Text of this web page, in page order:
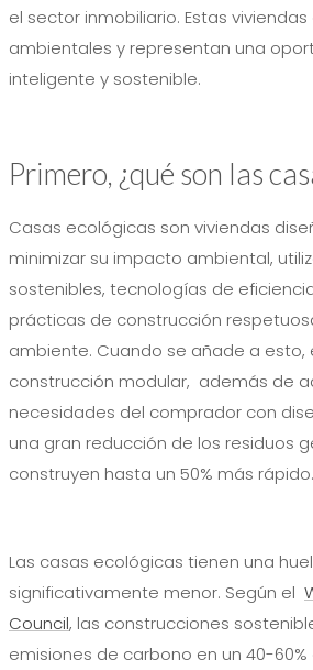
el sector inmobiliario. Estas
ambientales y representan una
inteligente y sostenible.
Primero, ¿qué son las
Casas ecológicas son viviendas
minimizar su impacto ambiental,
sostenibles, tecnologías de
prácticas de construcción
ambiente. Cuando se añade a
construcción modular, además de
necesidades del comprador con
una gran reducción de los residuos
construyen hasta un 50% más rápido.
Las casas ecológicas tienen una
significativamente menor. Según el
Council, las construcciones
emisiones de carbono en un 40-